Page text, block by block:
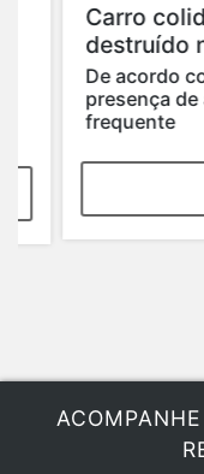
Carro colide
destruído na
De acordo com
presença de
frequente
ACOMPANHE